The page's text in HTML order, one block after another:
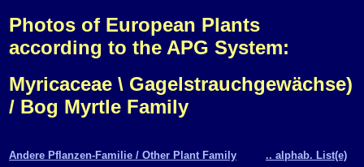
Photos of European Plants
according to the APG System:
Myricaceae \ Gagelstrauchgewächse)
/ Bog Myrtle Family
Andere Pflanzen-Familie / Other Plant Family
.. alphab. List(e)